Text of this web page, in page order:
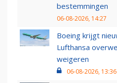
bestemmingen
06-08-2026, 14:27
Boeing krijgt
Lufthansa
weigeren
06-08-2026, 13:36